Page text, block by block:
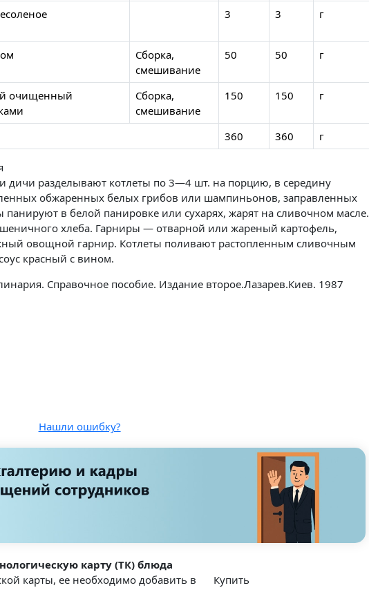
3 3 г
Сборка,
смешивание
50 50 г
очищенный
Сборка,
смешивание
150 150 г
360 360 г
дичи разделывают котлеты по 3—4 шт. на порцию, в середину
обжаренных белых грибов или шампиньонов, заправленных
в белой панировке или сухарях, жарят на сливочном масле.
хлеба. Гарниры — отварной или жареный картофель,
овощной гарнир. Котлеты поливают растопленным сливочным
красный с вином.
Справочное пособие. Издание второе.Лазарев.Киев. 1987
Нашли ошибку?
карту (ТК) блюда
карты, ее необходимо добавить в
Купить